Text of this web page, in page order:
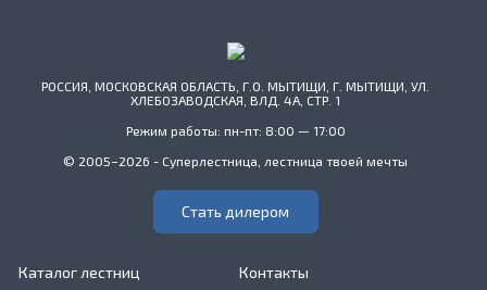
РОССИЯ, МОСКОВСКАЯ ОБЛАСТЬ, Г.О. МЫТИЩИ, Г. МЫТИЩИ, УЛ.
ХЛЕБОЗАВОДСКАЯ, ВЛД. 4А, СТР. 1
Режим работы: пн-пт: 8:00 — 17:00
© 2005–2026 - Суперлестница, лестница твоей мечты
Стать дилером
Каталог лестниц
Контакты